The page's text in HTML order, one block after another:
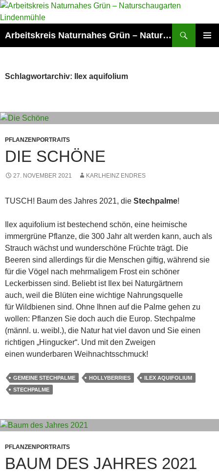
Zum
Inhalt
Arbeitskreis Naturnahes Grün – Naturschaugarten Lindenmühle
Schlagwortarchiv: Ilex aquifolium
PFLANZENPORTRAITS
DIE SCHÖNE
27. NOVEMBER 2021 KARLHEINZ ENDRES
TUSCH! Baum des Jahres 2021, die Stechpalme!
Ilex aquifolium ist bestechend schön, eine heimische
immergrüne Pflanze, die 300 Jahr alt werden kann, auch als
Strauch wächst und wunderschöne Früchte trägt. Die
Beeren sind allerdings für die Menschen giftig, während sie
für die Vögel nach mehrmaligem Frost ein schöner
Leckerbissen sind. Beliebt ist Ilex bei Naturgärtnern
auch, weil die Blüten eine wichtige Nahrungsquelle
für Wildbienen sind. Ohne Ihnen auf die Palme gehen zu
wollen: Pflanzen Sie doch auch die Europ. Stechpalme
(männl. u. weibl.), die Natur hat viel davon und Sie einen
richtigen „Hingucker“. Und mit den Zweigen
einen wunderbaren Weihnachtsschmuck!
GEMEINE STECHPALME HOLLYBERRIES
ILEX AQUIFOLIUM
STECHPALME
PFLANZENPORTRAITS
BAUM DES JAHRES 2021